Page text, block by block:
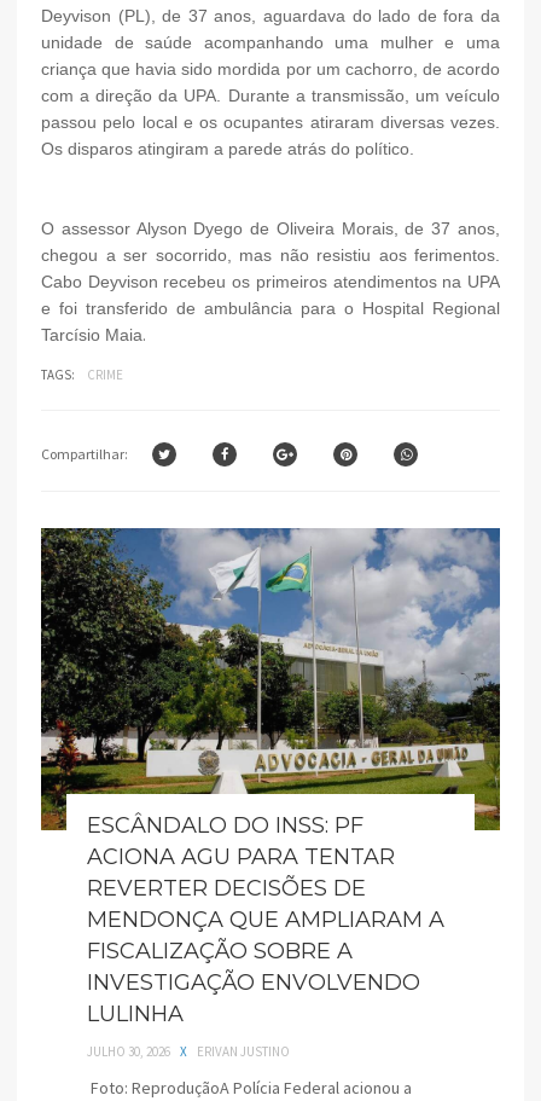
Deyvison (PL), de 37 anos, aguardava do lado de fora da
unidade de saúde acompanhando uma mulher e uma
criança que havia sido mordida por um cachorro, de acordo
com a direção da UPA. Durante a transmissão, um veículo
passou pelo local e os ocupantes atiraram diversas vezes.
Os disparos atingiram a parede atrás do político.
O assessor Alyson Dyego de Oliveira Morais, de 37 anos,
chegou a ser socorrido, mas não resistiu aos ferimentos.
Cabo Deyvison recebeu os primeiros atendimentos na UPA
e foi transferido de ambulância para o Hospital Regional
Tarcísio Maia.
TAGS: CRIME
Compartilhar:
ESCÂNDALO DO INSS: PF
ACIONA AGU PARA TENTAR
REVERTER DECISÕES DE
MENDONÇA QUE AMPLIARAM A
FISCALIZAÇÃO SOBRE A
INVESTIGAÇÃO ENVOLVENDO
LULINHA
JULHO 30, 2026 X ERIVAN JUSTINO
Foto: ReproduçãoA Polícia Federal acionou a